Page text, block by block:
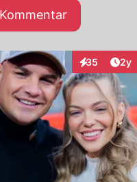
35
Interaktionen
2y